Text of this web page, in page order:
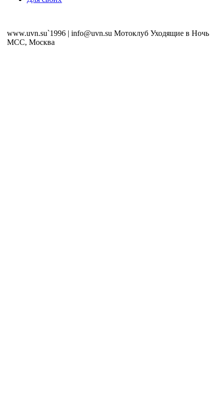
www.uvn.su`1996 | info@uvn.su Мотоклуб Уходящие в Ночь
MCC, Москва